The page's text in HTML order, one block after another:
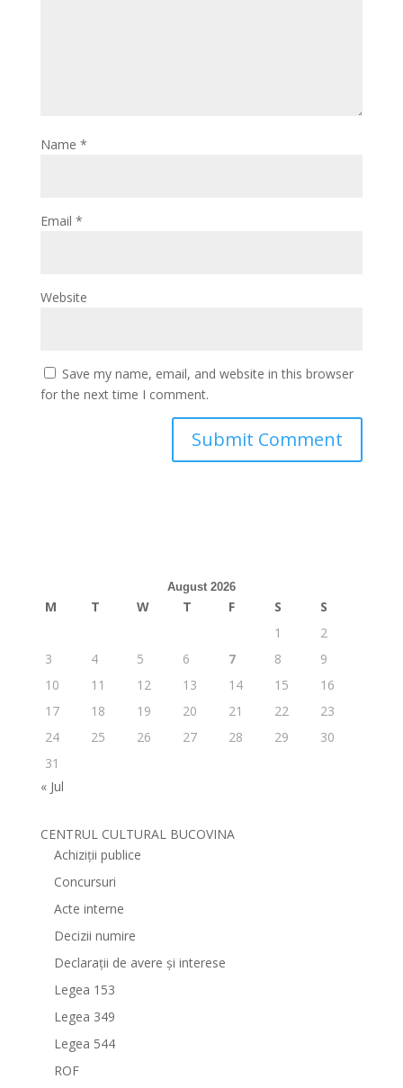
Name *
Email *
Website
Save my name, email, and website in this browser
for the next time I comment.
August 2026
M T W T F S
S
1
2
3
4 5 6 7 8
9
10
11 12 13 14 15
16
17
18 19 20 21 22
23
24
25 26 27 28 29
30
31
« Jul
CENTRUL CULTURAL BUCOVINA
Achiziții publice
Concursuri
Acte interne
Decizii numire
Declarații de avere și interese
Legea 153
Legea 349
Legea 544
ROF